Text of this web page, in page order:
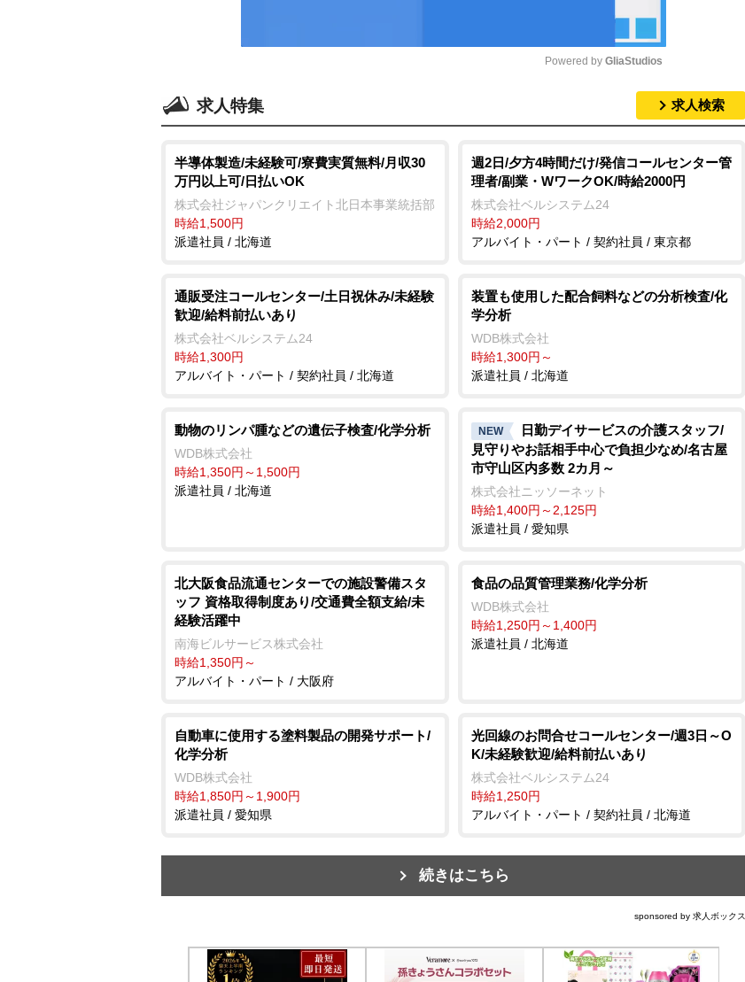
t
e
Powered by GliaStudios
求人特集 求人検索
半導体製造/未経験可/寮費実質無料/月収30
万円以上可/日払いOK
株式会社ジャパンクリエイト北日本事業統括部
時給1,500円
派遣社員 / 北海道
週2日/夕方4時間だけ/発信コールセンター管
理者/副業・WワークOK/時給2000円
株式会社ベルシステム24
時給2,000円
アルバイト・パート / 契約社員 / 東京都
通販受注コールセンター/土日祝休み/未経験
歓迎/給料前払いあり
株式会社ベルシステム24
時給1,300円
アルバイト・パート / 契約社員 / 北海道
装置も使用した配合飼料などの分析検査/化
学分析
WDB株式会社
時給1,300円～
派遣社員 / 北海道
動物のリンパ腫などの遺伝子検査/化学分析
WDB株式会社
時給1,350円～1,500円
派遣社員 / 北海道
NEW
日勤デイサービスの介護スタッフ/
見守りやお話相手中心で負担少なめ/名古屋
市守山区内多数 2カ月～
株式会社ニッソーネット
時給1,400円～2,125円
派遣社員 / 愛知県
北大阪食品流通センターでの施設警備スタ
ッフ 資格取得制度あり/交通費全額支給/未
経験活躍中
南海ビルサービス株式会社
時給1,350円～
アルバイト・パート / 大阪府
食品の品質管理業務/化学分析
WDB株式会社
時給1,250円～1,400円
派遣社員 / 北海道
自動車に使用する塗料製品の開発サポート/
化学分析
WDB株式会社
時給1,850円～1,900円
派遣社員 / 愛知県
光回線のお問合せコールセンター/週3日～O
K/未経験歓迎/給料前払いあり
株式会社ベルシステム24
時給1,250円
アルバイト・パート / 契約社員 / 北海道
続きはこちら
sponsored by 求人ボックス